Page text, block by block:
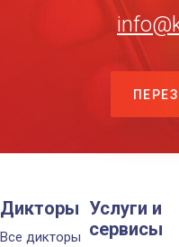
Дикторы
Все дикторы
Услуги и
сервисы